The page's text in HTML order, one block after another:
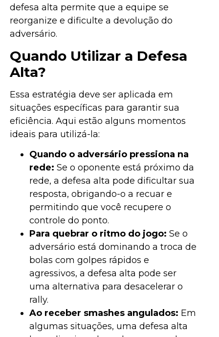
defesa alta permite que a equipe se
reorganize e dificulte a devolução do
adversário.
Quando Utilizar a Defesa
Alta?
Essa estratégia deve ser aplicada em
situações específicas para garantir sua
eficiência. Aqui estão alguns momentos
ideais para utilizá-la:
Quando o adversário pressiona na
rede: Se o oponente está próximo da
rede, a defesa alta pode dificultar sua
resposta, obrigando-o a recuar e
permitindo que você recupere o
controle do ponto.
Para quebrar o ritmo do jogo: Se o
adversário está dominando a troca de
bolas com golpes rápidos e
agressivos, a defesa alta pode ser
uma alternativa para desacelerar o
rally.
Ao receber smashes angulados: Em
algumas situações, uma defesa alta